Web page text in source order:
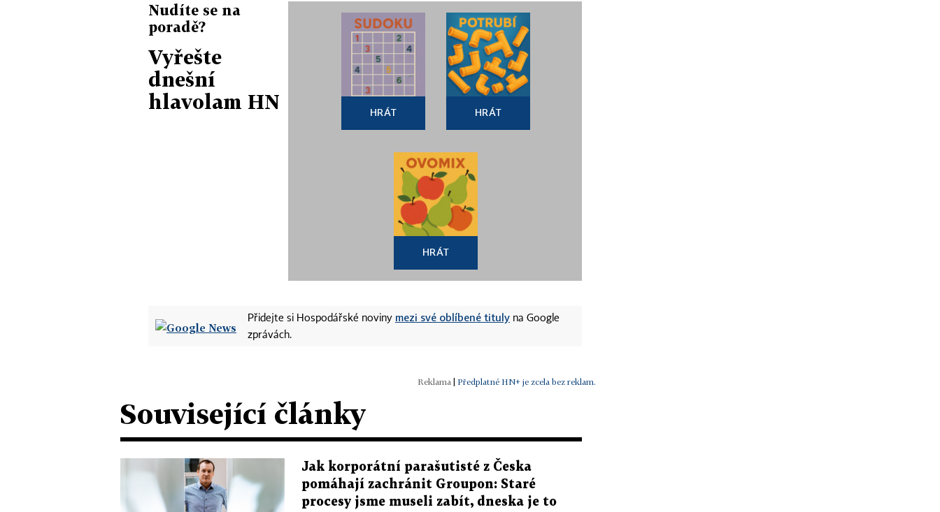
Nudíte se na
poradě?
Vyřešte
dnešní
hlavolam HN
HRÁT HRÁT
HRÁT
Přidejte si Hospodářské noviny mezi své oblíbené tituly na Google
zprávách.
| Předplatné HN+ je zcela bez reklam.
Související články
Jak korporátní parašutisté z Česka
pomáhají zachránit Groupon: Staré
procesy jsme museli zabít, dneska je to